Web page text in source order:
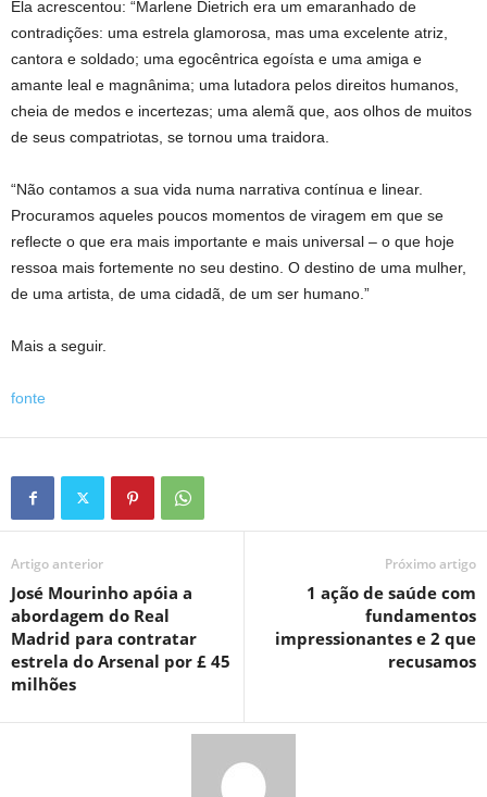
Ela acrescentou: “Marlene Dietrich era um emaranhado de
contradições: uma estrela glamorosa, mas uma excelente atriz,
cantora e soldado; uma egocêntrica egoísta e uma amiga e
amante leal e magnânima; uma lutadora pelos direitos humanos,
cheia de medos e incertezas; uma alemã que, aos olhos de muitos
de seus compatriotas, se tornou uma traidora.
“Não contamos a sua vida numa narrativa contínua e linear.
Procuramos aqueles poucos momentos de viragem em que se
reflecte o que era mais importante e mais universal – o que hoje
ressoa mais fortemente no seu destino. O destino de uma mulher,
de uma artista, de uma cidadã, de um ser humano.”
Mais a seguir.
fonte
Artigo anterior
José Mourinho apóia a
abordagem do Real
Madrid para contratar
estrela do Arsenal por £ 45
milhões
Próximo artigo
1 ação de saúde com
fundamentos
impressionantes e 2 que
recusamos